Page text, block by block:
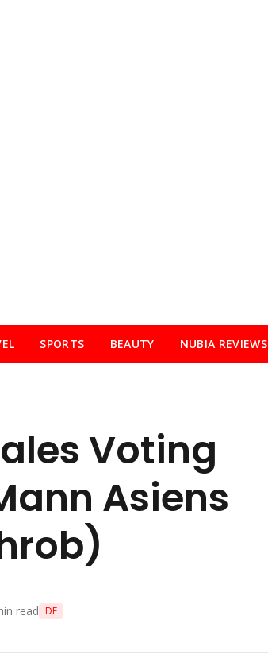
SPORTS BEAUTY NUBIA REVIEWS
Voting
Asiens
read DE